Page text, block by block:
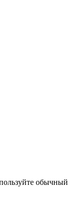
обычный